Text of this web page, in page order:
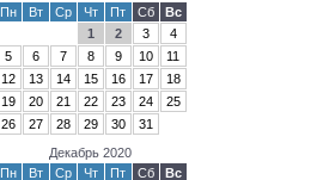
Пн
Вт Ср Чт Пт Сб
Вс
1
2 3
4
5
6 7 8 9 10
11
12
13 14 15 16 17
18
19
20 21 22 23 24
25
26
27 28 29 30
31
Декабрь 2020
Пн
Вт Ср Чт Пт Сб Вс